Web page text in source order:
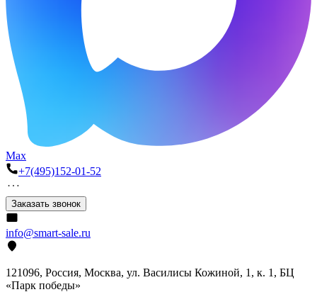
Max
+7(495)152-01-52
Заказать звонок
info@smart-sale.ru
121096, Россия, Москва, ул. Василисы Кожиной, 1, к. 1, БЦ
«Парк победы»